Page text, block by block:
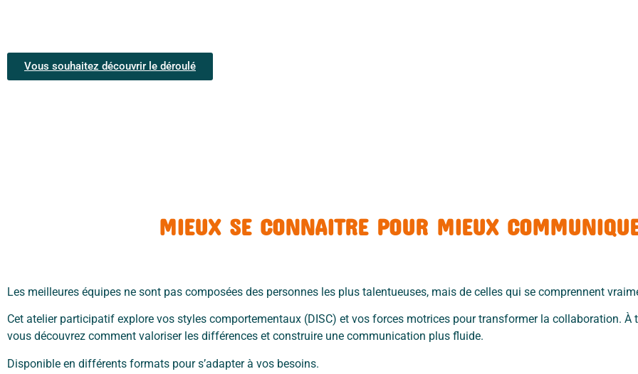
Vous souhaitez découvrir le déroulé
MIEUX SE CONNAITRE POUR MIEUX
Les meilleures équipes ne sont pas composées des personnes les plus talentueuses, mais de celles qui se comprennent
Cet atelier participatif explore vos styles comportementaux (DISC) et vos forces motrices pour transformer la collaboration. À
vous découvrez comment valoriser les différences et construire une communication plus fluide.
Disponible en différents formats pour s’adapter à vos besoins.